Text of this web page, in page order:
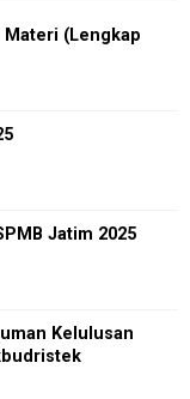
Materi (Lengkap
Jatim 2025
Kelulusan